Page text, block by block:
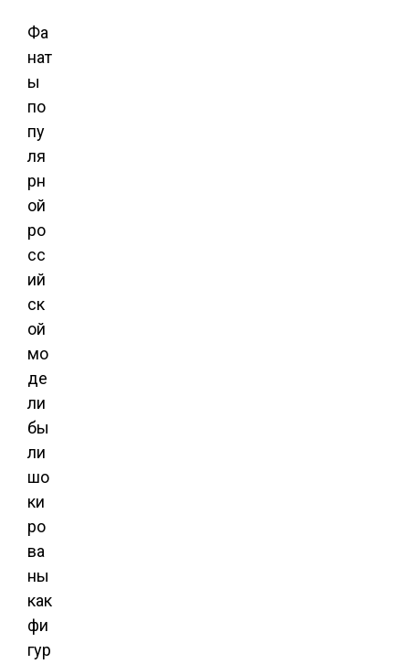
Фа
нат
ы
по
пу
ля
рн
ой
ро
сс
ий
ск
ой
мо
де
ли
бы
ли
шо
ки
ро
ва
ны
как
фи
гур